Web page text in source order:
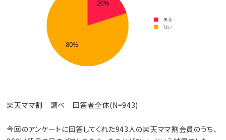
楽天ママ割 調べ 回答者全体(N=943)
今回のアンケートに回答してくれた943人の楽天ママ割会員のうち、